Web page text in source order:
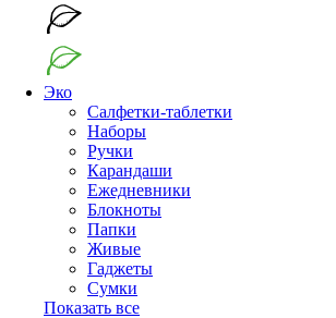
Эко
Салфетки-таблетки
Наборы
Ручки
Карандаши
Ежедневники
Блокноты
Папки
Живые
Гаджеты
Сумки
Показать все